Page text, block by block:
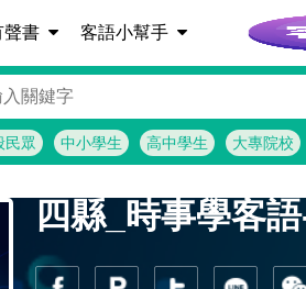
聲書 客語小幫手
客語詞彙查
民眾 中小學生 高中學生 大專院校
四縣_時事學客